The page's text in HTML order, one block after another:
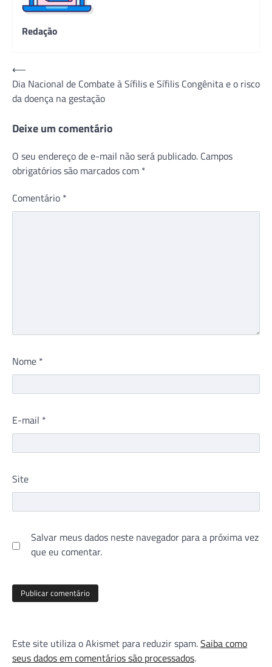
Redação
Navegação
de
Post
⟵
Dia Nacional de Combate à Sífilis e Sífilis Congênita e o risco
da doença na gestação
Deixe um comentário
O seu endereço de e-mail não será publicado. Campos
obrigatórios são marcados com *
Comentário *
Nome *
E-mail *
Site
Salvar meus dados neste navegador para a próxima vez
que eu comentar.
Este site utiliza o Akismet para reduzir spam.Saiba como
seus dados em comentários são processados.